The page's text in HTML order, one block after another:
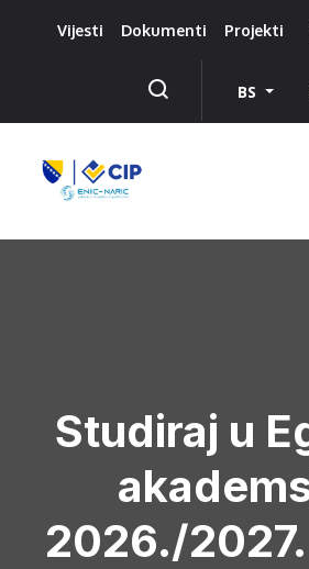
Vijesti Dokumenti Projekti
BS
Studiraj u
2026./